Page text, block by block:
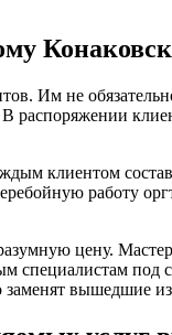
Им не
клиентом
работу
цену.
под
вышедшие